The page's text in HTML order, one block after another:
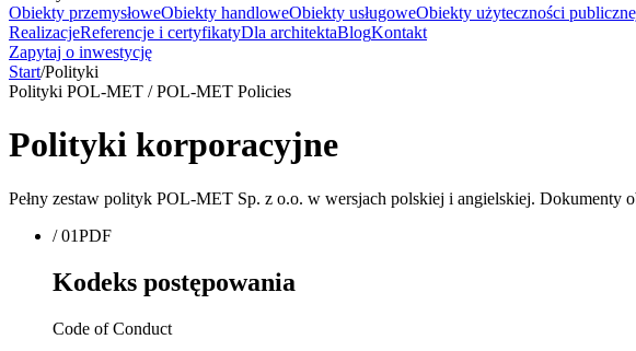
Obiekty przemysłoweObiekty handloweObiekty usługoweObiekty użyteczności
RealizacjeReferencje i certyfikatyDla architektaBlogKontakt
Zapytaj o inwestycję
Start/Polityki
Polityki POL-MET / POL-MET Policies
Polityki korporacyjne
Pełny zestaw polityk POL-MET Sp. z o.o. w wersjach polskiej i angielskiej.
/01PDF
Kodeks postępowania
Code of Conduct